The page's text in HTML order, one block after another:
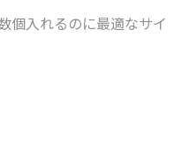
個入れるのに最適なサイ